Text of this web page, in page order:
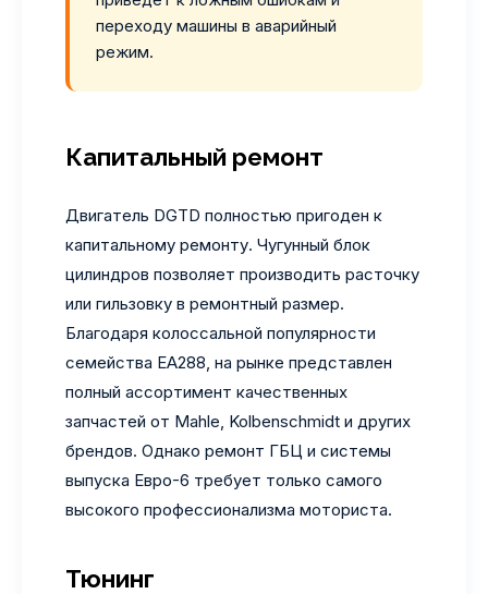
переходу машины в аварийный
режим.
Капитальный ремонт
Двигатель DGTD полностью пригоден к
капитальному ремонту. Чугунный блок
цилиндров позволяет производить расточку
или гильзовку в ремонтный размер.
Благодаря колоссальной популярности
семейства EA288, на рынке представлен
полный ассортимент качественных
запчастей от Mahle, Kolbenschmidt и других
брендов. Однако ремонт ГБЦ и системы
выпуска Евро-6 требует только самого
высокого профессионализма моториста.
Тюнинг